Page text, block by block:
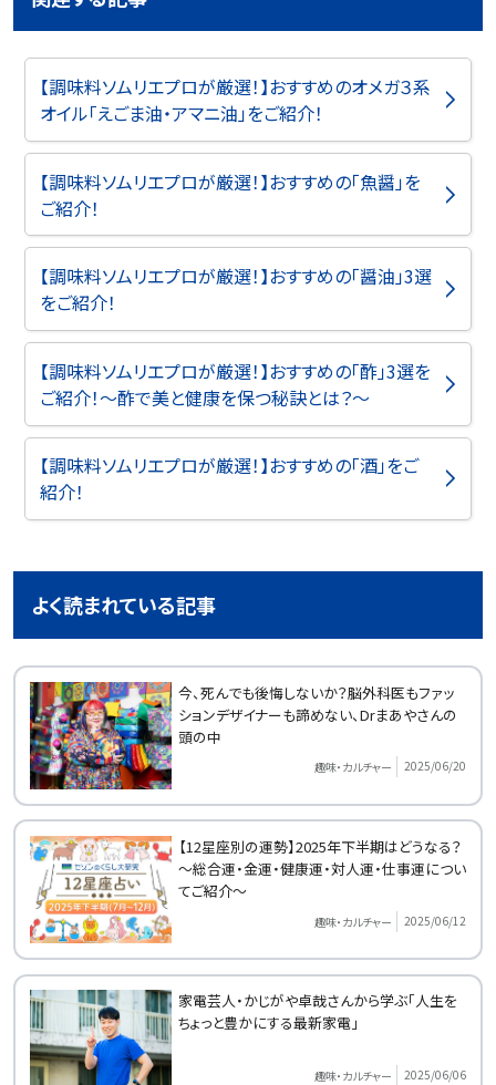
【調味料ソムリエプロが厳選！】おすすめのオメガ３系
オイル「えごま油・アマニ油」をご紹介！
【調味料ソムリエプロが厳選！】おすすめの「魚醤」を
ご紹介！
【調味料ソムリエプロが厳選！】おすすめの「醤油」3選
をご紹介！
【調味料ソムリエプロが厳選！】おすすめの「酢」3選を
ご紹介！～酢で美と健康を保つ秘訣とは？～
【調味料ソムリエプロが厳選！】おすすめの「酒」をご
紹介！
よく読まれている記事
今、死んでも後悔しないか？脳外科医もファッ
ションデザイナーも諦めない、Drまあやさんの
頭の中
趣味・カルチャー 2025/06/20
【12星座別の運勢】2025年下半期はどうなる？
～総合運・金運・健康運・対人運・仕事運につい
てご紹介～
趣味・カルチャー 2025/06/12
家電芸人・かじがや卓哉さんから学ぶ「人生を
ちょっと豊かにする最新家電」
趣味・カルチャー 2025/06/06